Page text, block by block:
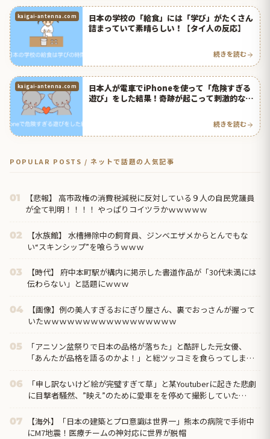
kaigai-antenna.com
日本の学校の「給食」には「学び」がたくさん
詰まっていて素晴らしい！【タイ人の反応】
続きを読む
kaigai-antenna.com
日本人が電車でiPhoneを使って「危険すぎる
遊び」をした結果！奇跡が起こって刺激的な体
続きを読む
POPULAR POSTS / ネットで話題の人気記事
01
【悲報】 高市政権の消費税減税に反対している９人の自民党議員
が全て判明！！！！ やっぱりコイツラかｗｗｗｗｗ
02
【水族館】 水槽掃除中の飼育員、ジンベエザメからとんでもな
い“スキンシップ”を喰らうｗｗｗ
03
【時代】 府中本町駅が構内に掲示した書道作品が「30代未満には
伝わらない」と話題にｗｗｗ
04
【画像】例の美人すぎるおにぎり屋さん、裏でおっさんが握って
いたｗｗｗｗｗｗｗｗｗｗｗｗｗｗｗｗｗ
05
「アニソン盆祭りで日本の品格が落ちた」と酷評した元女優、
「あんたが品格を語るのかよ！」と総ツッコミを食らってしま
06
「申し訳ないけど絵が完璧すぎて草」と某Youtuberに起きた悲劇
に目撃者騒然、”映え”のために愛車をを停めて撮影していた
07
【海外】「日本の建築とプロ意識は世界一」熊本の病院で手術中
にM7地震！医療チームの神対応に世界が脱帽